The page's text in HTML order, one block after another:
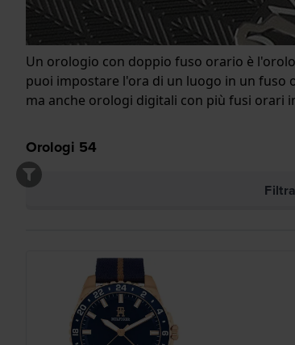
Un orologio con doppio fuso orario è
puoi impostare l'ora di un luogo in un fuso
ma anche orologi digitali con più fusi orari
Orologi 54
Filtra